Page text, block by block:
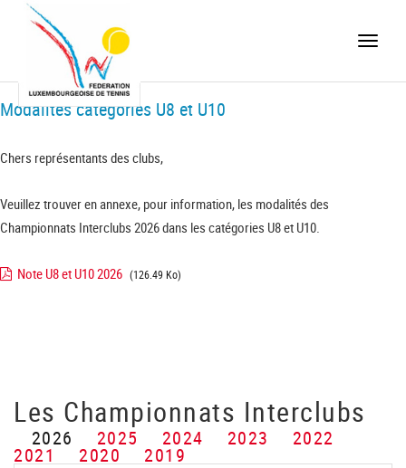
Toggle
Modalités catégories U8 et U10
Chers représentants des clubs,
Veuillez trouver en annexe, pour information, les modalités des
Championnats Interclubs 2026 dans les catégories U8 et U10.
Note U8 et U10 2026 (126.49 Ko)
Les Championnats Interclubs
2026 2025 2024 2023 2022
2021 2020 2019